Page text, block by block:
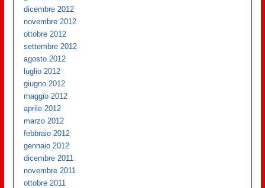
dicembre 2012
novembre 2012
ottobre 2012
settembre 2012
agosto 2012
luglio 2012
giugno 2012
maggio 2012
aprile 2012
marzo 2012
febbraio 2012
gennaio 2012
dicembre 2011
novembre 2011
ottobre 2011